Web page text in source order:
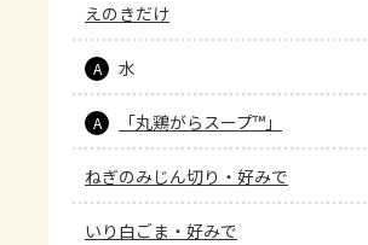
えのきだけ
A 水
A 「丸鶏がらスープ™」
ねぎのみじん切り・好みで
いり白ごま・好みで